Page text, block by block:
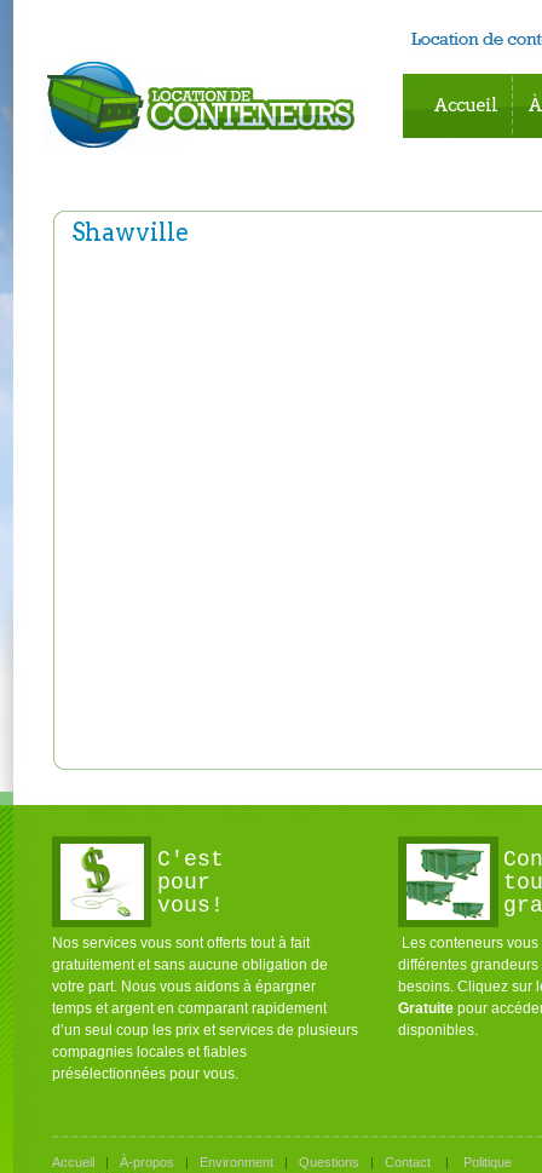
Accueil
Shawville
C'est
pour
vous!
Nos services vous sont offerts tout à fait
gratuitement et sans aucune obligation de
votre part. Nous vous aidons à épargner
temps et argent en comparant rapidement
d’un seul coup les prix et services de plusieurs
compagnies locales et fiables
présélectionnées pour vous.
Les conteneurs
différentes grandeurs
besoins. Cliquez sur
Gratuite pour
disponibles.
Accueil | À-propos | Environment | Questions | Contact | Politique